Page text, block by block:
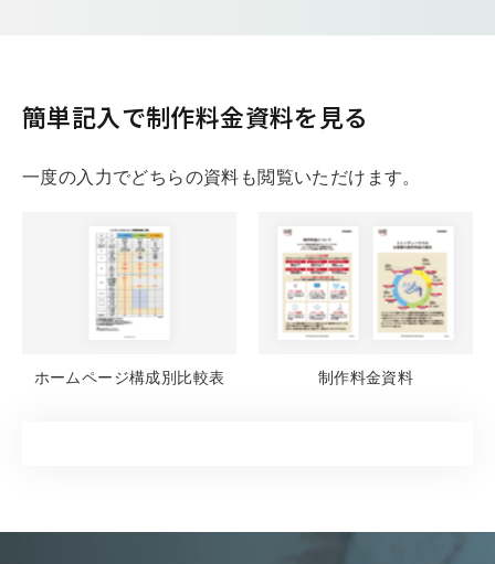
簡単記入で制作料金資料を見る
一度の入力でどちらの資料も閲覧いただけます。
ホームページ構成別比較表 制作料金資料